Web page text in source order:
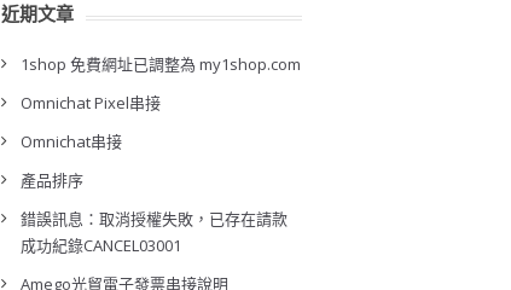
近期文章
1shop 免費網址已調整為 my1shop.com
Omnichat Pixel串接
Omnichat串接
產品排序
錯誤訊息：取消授權失敗，已存在請款
成功紀錄CANCEL03001
Amego光貿電子發票串接說明